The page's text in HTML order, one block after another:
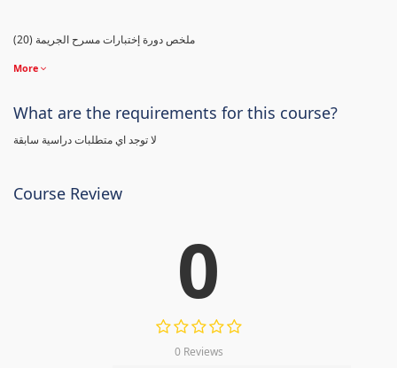
(20) ملخص دورة إختبارات مسرح الجريمة
More
What are the requirements for this course?
لا توجد اي متطلبات دراسية سابقة
Course Review
0
0 Reviews